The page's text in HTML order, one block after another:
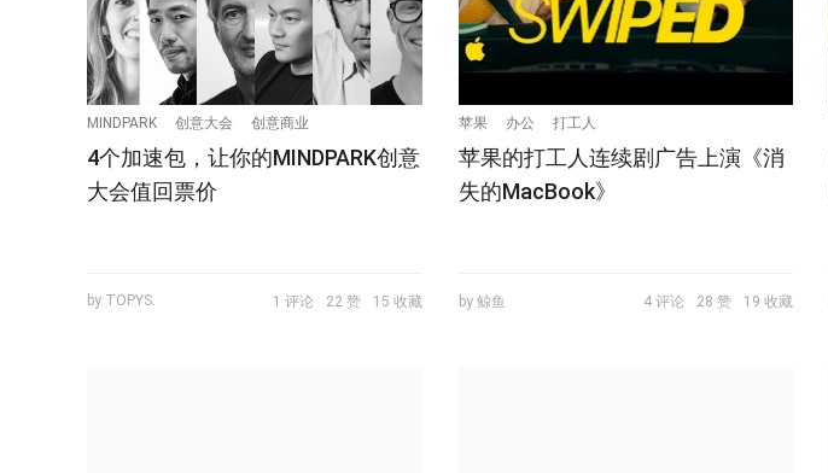
MINDPARK 创意大会 创意商业
4个加速包，让你的MINDPARK创意
大会值回票价
by TOPYS. 1 评论 22 赞 15 收藏
苹果 办公 打工人
苹果的打工人连续剧广告上演《消
失的MacBook》
by 鲸鱼 4 评论 28 赞 19 收藏